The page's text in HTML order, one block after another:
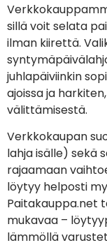
sillä voit selata
ilman kiirettä.
juhlapäiviinkin
ajoissa ja
välittämisestä.
Verkkokaupan
lahja isälle) sekä
rajaamaan
löytyy helposti
Paitakauppa.net
mukavaa –
lämmöllä